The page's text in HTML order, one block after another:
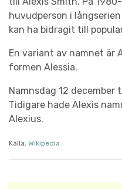
huvudperson i
kan ha bidragit till
En variant av namnet är
formen Alessia.
Namnsdag 12 december
Tidigare hade Alexis
Alexius.
Källa: Wikipedia